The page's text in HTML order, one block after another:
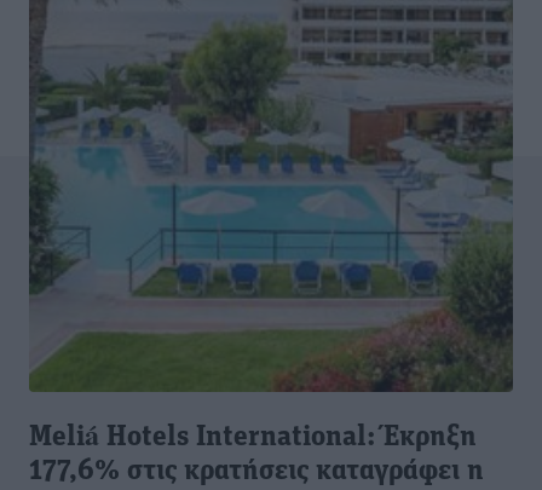
Meliá Hotels International: Έκρηξη
177,6% στις κρατήσεις καταγράφει η